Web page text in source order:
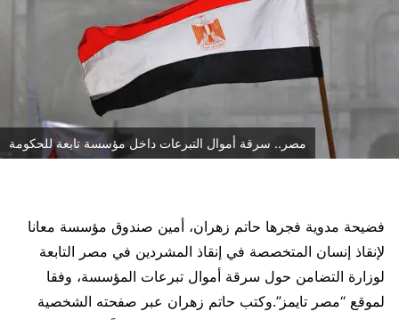
مصر.. سرقة أموال التبرعات داخل مؤسسة تابعة للحكومة
فضيحة مدوية فجرها حاتم زهران، أمين صندوق مؤسسة معانا
لإنقاذ إنسان المتخصصة في إنقاذ المشردين في مصر التابعة
لوزارة التضامن حول سرقة أموال تبرعات المؤسسة، وفقا
لموقع “مصر تايمز”.وكتب حاتم زهران عبر صفحته الشخصية